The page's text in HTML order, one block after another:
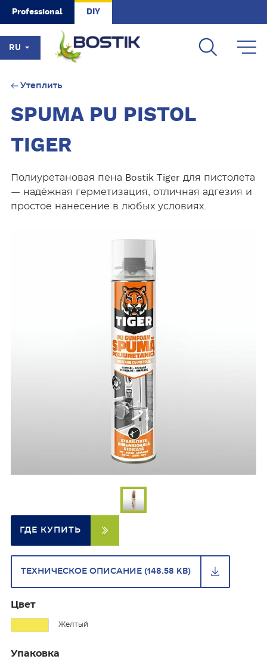
Skip to main content
Professional DIY
RU
Утеплить
SPUMA PU PISTOL
TIGER
Полиуретановая пена Bostik Tiger для пистолета
— надёжная герметизация, отличная адгезия и
простое нанесение в любых условиях.
ГДЕ КУПИТЬ
ТЕХНИЧЕСКОЕ ОПИСАНИЕ (148.58 KB)
Цвет
Желтый
Упаковка